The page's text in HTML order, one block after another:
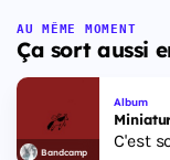
AU MÊME MOMENT
Ça sort aussi
Bandcamp
Album
C'est